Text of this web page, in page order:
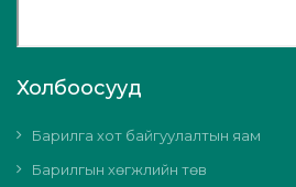
Холбоосууд
Барилга хот байгуулалтын яам
Барилгын хөгжлийн төв